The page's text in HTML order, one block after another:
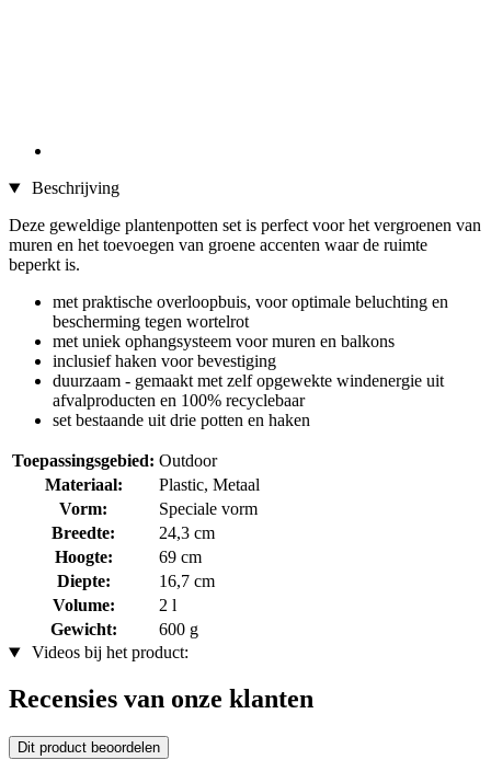
Beschrijving
Deze geweldige plantenpotten set is perfect voor het vergroenen van
muren en het toevoegen van groene accenten waar de ruimte
beperkt is.
met praktische overloopbuis, voor optimale beluchting en
bescherming tegen wortelrot
met uniek ophangsysteem voor muren en balkons
inclusief haken voor bevestiging
duurzaam - gemaakt met zelf opgewekte windenergie uit
afvalproducten en 100% recyclebaar
set bestaande uit drie potten en haken
Toepassingsgebied: Outdoor
Materiaal:
Plastic, Metaal
Vorm:
Speciale vorm
Breedte:
24,3 cm
Hoogte:
69 cm
Diepte:
16,7 cm
Volume:
2 l
Gewicht:
600 g
Videos bij het product:
Recensies van onze klanten
Dit product beoordelen